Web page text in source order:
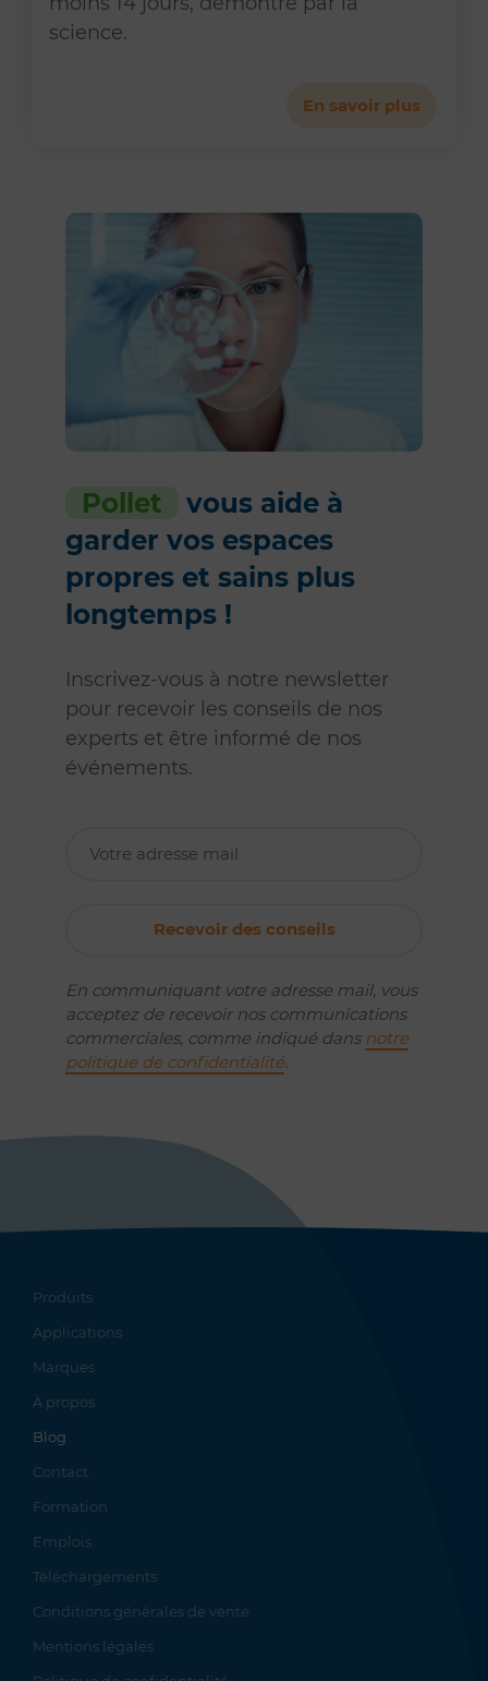
science.
En savoir plus
Pollet
vous aide à
garder vos espaces
propres et sains plus
longtemps !
Inscrivez-vous à notre newsletter
pour recevoir les conseils de nos
experts et être informé de nos
événements.
En communiquant votre adresse mail, vous
acceptez de recevoir nos communications
commerciales, comme indiqué dans notre
politique de confidentialité.
Produits
Applications
Marques
À propos
Blog
Contact
Formation
Emplois
Téléchargements
Conditions générales de vente
Mentions légales